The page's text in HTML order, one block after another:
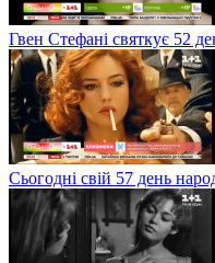
Гвен Стефані святкує 52
Сьогодні свій 57 день